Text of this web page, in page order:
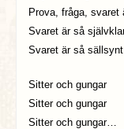
Prova, fråga,
Svaret är så
Svaret är så
Sitter och gungar
Sitter och gungar
Sitter och gungar…